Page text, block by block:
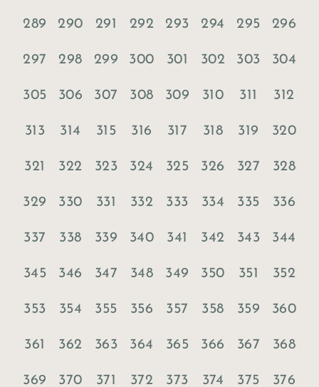
289 290 291 292 293 294 295 296
297 298 299 300 301 302 303 304
305 306 307 308 309 310 311 312
313 314 315 316 317 318 319 320
321 322 323 324 325 326 327 328
329 330 331 332 333 334 335 336
337 338 339 340 341 342 343 344
345 346 347 348 349 350 351 352
353 354 355 356 357 358 359 360
361 362 363 364 365 366 367 368
369 370 371 372 373 374 375 376